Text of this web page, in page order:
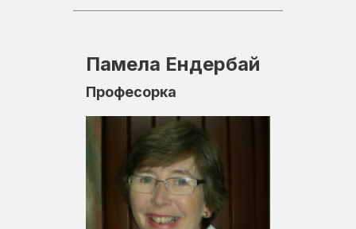
Памела Ендербай
Професорка